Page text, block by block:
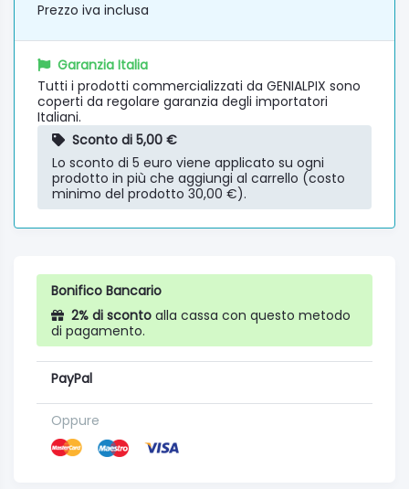
Prezzo iva inclusa
Garanzia Italia
Tutti i prodotti commercializzati da GENIALPIX sono
coperti da regolare garanzia degli importatori
Italiani.
Sconto di 5,00 €
Lo sconto di 5 euro viene applicato su ogni
prodotto in più che aggiungi al carrello (costo
minimo del prodotto 30,00 €).
Bonifico Bancario
2% di sconto alla cassa con questo metodo
di pagamento.
PayPal
Oppure